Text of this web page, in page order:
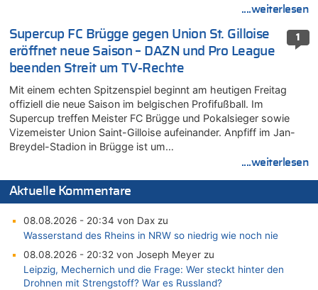
....weiterlesen
1
Supercup FC Brügge gegen Union St. Gilloise
eröffnet neue Saison – DAZN und Pro League
beenden Streit um TV-Rechte
Mit einem echten Spitzenspiel beginnt am heutigen Freitag
offiziell die neue Saison im belgischen Profifußball. Im
Supercup treffen Meister FC Brügge und Pokalsieger sowie
Vizemeister Union Saint-Gilloise aufeinander. Anpfiff im Jan-
Breydel-Stadion in Brügge ist um…
....weiterlesen
Aktuelle Kommentare
08.08.2026 - 20:34 von Dax zu
Wasserstand des Rheins in NRW so niedrig wie noch nie
08.08.2026 - 20:32 von Joseph Meyer zu
Leipzig, Mechernich und die Frage: Wer steckt hinter den
Drohnen mit Strengstoff? War es Russland?